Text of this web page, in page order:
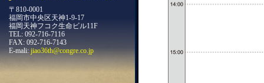
〒810-0001
福岡市中央区天神1-9-17
福岡天神フコク生命ビル11F
TEL: 092-716-7116
FAX: 092-716-7143
E-mali:jiao36th@congre.co.jp